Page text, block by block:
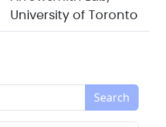
University of Toronto
Search